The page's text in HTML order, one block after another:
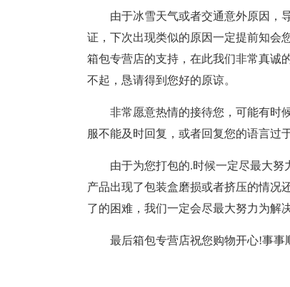
由于冰雪天气或者交通意外原因，
证，下次出现类似的原因一定提前知会
箱包专营店的支持，在此我们非常真诚
不起，恳请得到您好的原谅。
非常愿意热情的接待您，可能有时
服不能及时回复，或者回复您的语言过
由于为您打包的.时候一定尽最大
产品出现了包装盒磨损或者挤压的情况
了的困难，我们一定会尽最大努力为解
最后箱包专营店祝您购物开心!事事